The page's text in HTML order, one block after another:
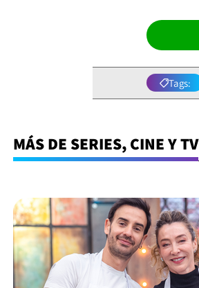
Tags:
MÁS DE SERIES, CINE Y TV